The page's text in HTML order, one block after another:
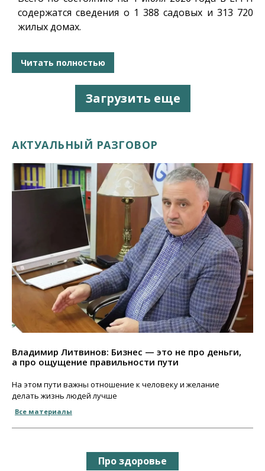
содержатся сведения о 1 388 садовых и 313 720
жилых домах.
Читать полностью
Загрузить еще
АКТУАЛЬНЫЙ РАЗГОВОР
Владимир Литвинов: Бизнес — это не про деньги,
а про ощущение правильности пути
На этом пути важны отношение к человеку и желание
делать жизнь людей лучше
Все материалы
Про здоровье